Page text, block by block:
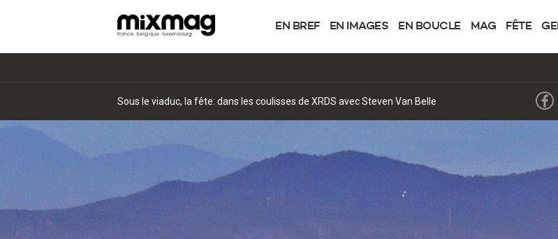
EN BREF EN IMAGES EN BOUCLE MAG FÊTE
Sous le viaduc, la fête: dans les coulisses de XRDS avec Steven Van Belle